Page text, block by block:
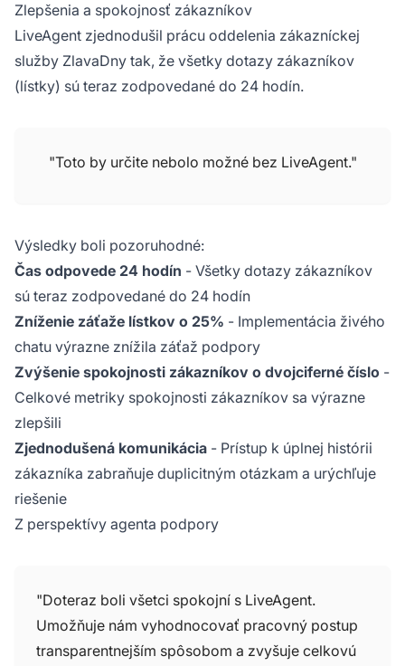
Zlepšenia a spokojnosť zákazníkov
LiveAgent zjednodušil prácu oddelenia zákazníckej
služby ZlavaDny tak, že všetky dotazy zákazníkov
(lístky) sú teraz zodpovedané do 24 hodín.
"Toto by určite nebolo možné bez LiveAgent."
Výsledky boli pozoruhodné:
Čas odpovede 24 hodín - Všetky dotazy zákazníkov
sú teraz zodpovedané do 24 hodín
Zníženie záťaže lístkov o 25% - Implementácia živého
chatu výrazne znížila záťaž podpory
Zvýšenie spokojnosti zákazníkov o dvojciferné číslo -
Celkové metriky spokojnosti zákazníkov sa výrazne
zlepšili
Zjednodušená komunikácia - Prístup k úplnej histórii
zákazníka zabraňuje duplicitným otázkam a urýchľuje
riešenie
Z perspektívy agenta podpory
"Doteraz boli všetci spokojní s LiveAgent.
Umožňuje nám vyhodnocovať pracovný postup
transparentnejším spôsobom a zvyšuje celkovú